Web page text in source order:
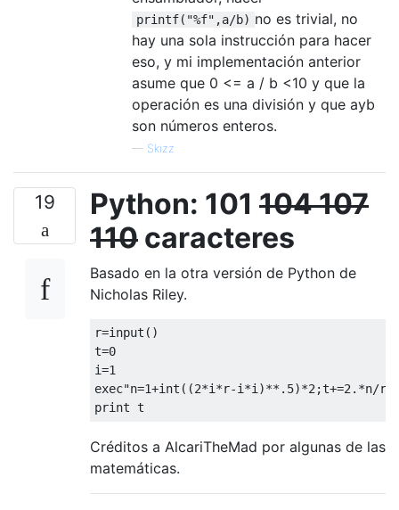
    cmp cl,6
    jne z
    pusha
    popa
  z:add al,48
    int 29h
    mov ax,bx
    jz ret
    dec cl
    jnz e
printf("%f",a/b) no es trivial, no
hay una sola instrucción para hacer
eso, y mi implementación anterior
asume que 0 <= a / b <10 y que la
operación es una división y que ayb
son números enteros.
— Skizz
19 Python: 101 104107
110 caracteres
Basado en la otra versión de Python de
Nicholas Riley.
r=input()
t=0
i=1
exec"n=1+int((2*i*r-
Créditos a AlcariTheMad por algunas de las
matemáticas.